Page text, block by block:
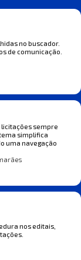
no buscador.
de comunicação.
sempre
simplifica
uma navegação
nos editais,